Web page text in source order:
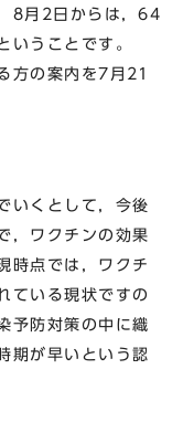
8月2日からは，64
いうことです。
方の案内を7月21
いくとして，今後
，ワクチンの効果
時点では，ワクチ
ている現状ですの
予防対策の中に織
期が早いという認